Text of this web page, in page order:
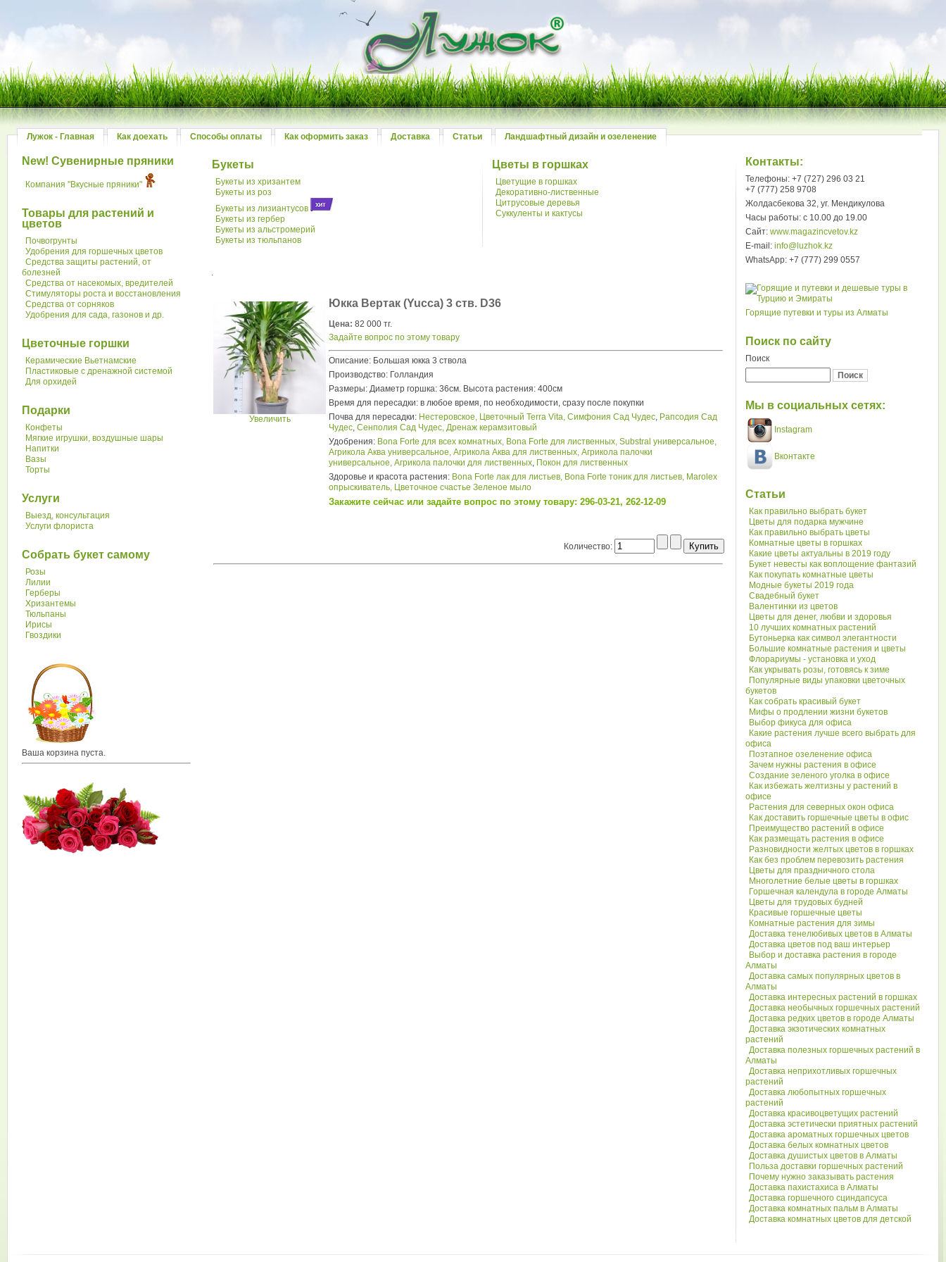
Лужок - Главная Как доехать Способы оплаты Как оформить заказ Доставка Статьи Ландшафтный дизайн и озеленение
New! Сувенирные пряники
Компания "Вкусные пряники"
Товары для растений и
цветов
Почвогрунты
Удобрения для горшечных цветов
Средства защиты растений, от
болезней
Средства от насекомых, вредителей
Стимуляторы роста и восстановления
Средства от сорняков
Удобрения для сада, газонов и др.
Цветочные горшки
Керамические Вьетнамские
Пластиковые с дренажной системой
Для орхидей
Подарки
Конфеты
Мягкие игрушки, воздушные шары
Напитки
Вазы
Торты
Услуги
Выезд, консультация
Услуги флориста
Собрать букет самому
Розы
Лилии
Герберы
Хризантемы
Тюльпаны
Ирисы
Гвоздики
Ваша корзина пуста.
Букеты
Букеты из хризантем
Букеты из роз
Букеты из лизиантусов
Букеты из гербер
Букеты из альстромерий
Букеты из тюльпанов
Цветы в горшках
Цветущие в горшках
Декоративно-лиственные
Цитрусовые деревья
Суккуленты и кактусы
.
Увеличить
Юкка Вертак (Yuссa) 3 ств. D36
Цена:82 000 тг.
Задайте вопрос по этому товару
Описание: Большая юкка 3 ствола
Производство: Голландия
Размеры: Диаметр горшка: 36см. Высота растения: 400см
Время для пересадки: в любое время, по необходимости, сразу после покупки
Почва для пересадки: Нестеровское, Цветочный Terra Vita, Симфония Сад Чудес, Рапсодия Сад
Чудес,Сенполия Сад Чудес, Дренаж керамзитовый
Удобрения: Bona Forte для всех комнатных, Bona Forte для лиственных, Substral универсальное,
Агрикола Аква универсальное, Агрикола Аква для лиственных, Агрикола палочки
универсальное, Агрикола палочки для лиственных, Покон для лиственных
Здоровье и красота растения: Bona Forte лак для листьев, Bona Forte тоник для листьев, Marolex
опрыскиватель, Цветочное счастье Зеленое мыло
Закажите сейчас или задайте вопрос по этому товару: 296-03-21, 262-12-09
Количество:
Контакты:
Телефоны: +7 (727) 296 03 21
+7 (777) 258 9708
Жолдасбекова 32, уг. Мендикулова
Часы работы: с 10.00 до 19.00
Сайт:www.magazincvetov.kz
E-mail:info@luzhok.kz
WhatsApp: +7 (777) 299 0557
Горящие путевки и туры из Алматы
Поиск по сайту
Поиск
Мы в социальных сетях:
Instagram
Вконтакте
Статьи
Как правильно выбрать букет
Цветы для подарка мужчине
Как правильно выбрать цветы
Комнатные цветы в горшках
Какие цветы актуальны в 2019 году
Букет невесты как воплощение фантазий
Как покупать комнатные цветы
Модные букеты 2019 года
Свадебный букет
Валентинки из цветов
Цветы для денег, любви и здоровья
10 лучших комнатных растений
Бутоньерка как символ элегантности
Большие комнатные растения и цветы
Флорариумы - установка и уход
Как укрывать розы, готовясь к зиме
Популярные виды упаковки цветочных
букетов
Как собрать красивый букет
Мифы о продлении жизни букетов
Выбор фикуса для офиса
Какие растения лучше всего выбрать для
офиса
Поэтапное озеленение офиса
Зачем нужны растения в офисе
Создание зеленого уголка в офисе
Как избежать желтизны у растений в
офисе
Растения для северных окон офиса
Как доставить горшечные цветы в офис
Преимущество растений в офисе
Как размещать растения в офисе
Разновидности желтых цветов в горшках
Как без проблем перевозить растения
Цветы для праздничного стола
Многолетние белые цветы в горшках
Горшечная календула в городе Алматы
Цветы для трудовых будней
Красивые горшечные цветы
Комнатные растения для зимы
Доставка тенелюбивых цветов в Алматы
Доставка цветов под ваш интерьер
Выбор и доставка растения в городе
Алматы
Доставка самых популярных цветов в
Алматы
Доставка интересных растений в горшках
Доставка необычных горшечных растений
Доставка редких цветов в городе Алматы
Доставка экзотических комнатных
растений
Доставка полезных горшечных растений в
Алматы
Доставка неприхотливых горшечных
растений
Доставка любопытных горшечных
растений
Доставка красивоцветущих растений
Доставка эстетически приятных растений
Доставка ароматных горшечных цветов
Доставка белых комнатных цветов
Доставка душистых цветов в Алматы
Польза доставки горшечных растений
Почему нужно заказывать растения
Доставка пахистахиса в Алматы
Доставка горшечного сциндапсуса
Доставка комнатных пальм в Алматы
Доставка комнатных цветов для детской